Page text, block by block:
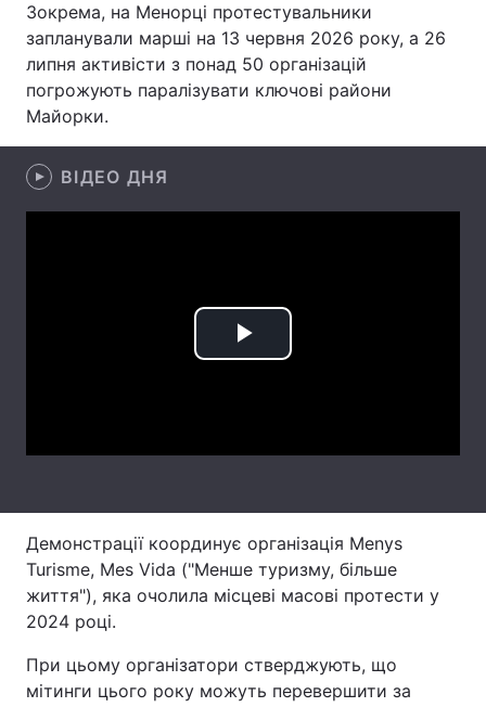
Туризм
Цікавинки Погода
Екологія
Лонгріди
Тема оформлення
Зокрема, на Менорці протестувальники
запланували марші на 13 червня 2026 року, а 26
липня активісти з понад 50 організацій
погрожують паралізувати ключові райони
Майорки.
ВІДЕО ДНЯ
Play
Демонстрації координує організація Menys
Turisme, Mes Vida ("Менше туризму, більше
життя"), яка очолила місцеві масові протести у
2024 році.
При цьому організатори стверджують, що
мітинги цього року можуть перевершити за